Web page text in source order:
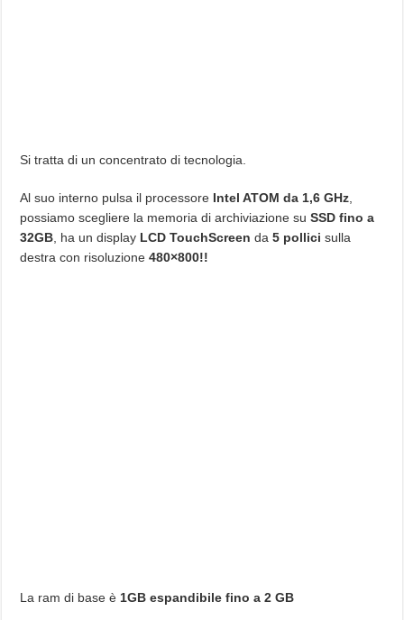
Si tratta di un concentrato di tecnologia.
Al suo interno pulsa il processore Intel ATOM da 1,6 GHz
possiamo scegliere la memoria di archiviazione suSSD fino a
32GB , ha un display LCD TouchScreen da5 pollici sulla
destra con risoluzione480×800!!
La ram di base è 1GB espandibile fino a 2 GB